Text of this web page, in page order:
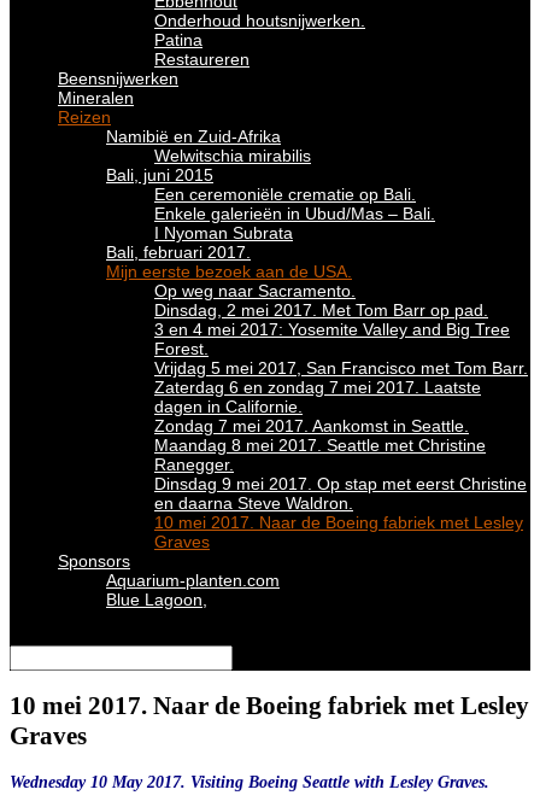
Onderhoud houtsnijwerken.
Patina
Restaureren
Beensnijwerken
Mineralen
Reizen
Namibië en Zuid-Afrika
Welwitschia mirabilis
Bali, juni 2015
Een ceremoniële crematie op Bali.
Enkele galerieën in Ubud/Mas – Bali.
I Nyoman Subrata
Bali, februari 2017.
Mijn eerste bezoek aan de USA.
Op weg naar Sacramento.
Dinsdag, 2 mei 2017. Met Tom Barr op pad.
3 en 4 mei 2017: Yosemite Valley and Big Tree
Forest.
Vrijdag 5 mei 2017, San Francisco met Tom Barr.
Zaterdag 6 en zondag 7 mei 2017. Laatste
dagen in Californie.
Zondag 7 mei 2017. Aankomst in Seattle.
Maandag 8 mei 2017. Seattle met Christine
Ranegger.
Dinsdag 9 mei 2017. Op stap met eerst Christine
en daarna Steve Waldron.
10 mei 2017. Naar de Boeing fabriek met Lesley
Graves
Sponsors
Aquarium-planten.com
Blue Lagoon,
10 mei 2017. Naar de Boeing fabriek met Lesley
Graves
Wednesday 10 May 2017. Visiting Boeing Seattle with Lesley Graves.